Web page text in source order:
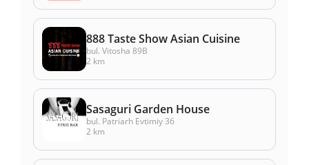
888 Taste Show Asian Cuisine
bul. Vitosha 89B
2 km
Sasaguri Garden House
bul. Patriarh Evtimiy 36
2 km